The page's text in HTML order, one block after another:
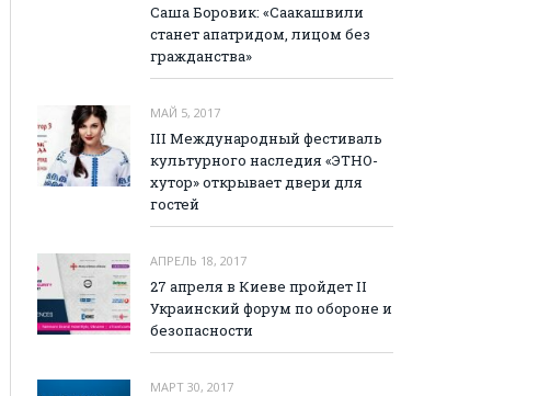
Саша Боровик: «Саакашвили
станет апатридом, лицом без
гражданства»
МАЙ 5, 2017
III Международный фестиваль
культурного наследия «ЭТНО-
хутор» открывает двери для
гостей
АПРЕЛЬ 18, 2017
27 апреля в Киеве пройдет II
Украинский форум по обороне и
безопасности
МАРТ 30, 2017